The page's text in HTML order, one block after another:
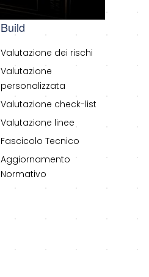
Build
Valutazione dei rischi
Valutazione
personalizzata
Valutazione check-list
Valutazione linee
Fascicolo Tecnico
Aggiornamento
Normativo